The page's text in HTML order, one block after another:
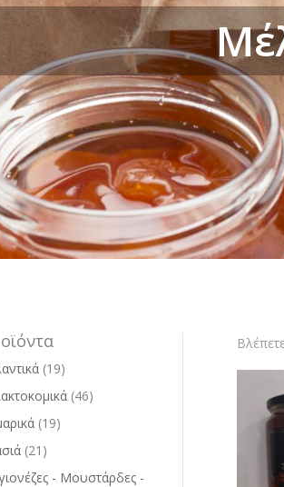
(19)
(46)
(19)
(21)
- Μουστάρδες -